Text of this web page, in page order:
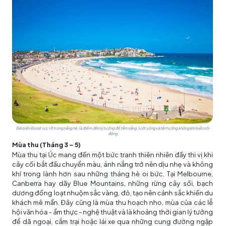
Bãi biển Bondi rực rỡ trong nắng hè, là điểm đến lý tưởng để tắm nắng, lướt sóng và tận hưởng không khí biển sôi
động
Mùa thu (Tháng 3 - 5)
Mùa thu tại Úc mang đến một bức tranh thiên nhiên đầy thi vị khi
cây cối bắt đầu chuyển màu, ánh nắng trở nên dịu nhẹ và không
khí trong lành hơn sau những tháng hè oi bức. Tại Melbourne,
Canberra hay dãy Blue Mountains, những rừng cây sồi, bạch
dương đồng loạt nhuộm sắc vàng, đỏ, tạo nên cảnh sắc khiến du
khách mê mẩn. Đây cũng là mùa thu hoạch nho, mùa của các lễ
hội văn hóa - ẩm thực - nghệ thuật và là khoảng thời gian lý tưởng
để dã ngoại, cắm trại hoặc lái xe qua những cung đường ngập